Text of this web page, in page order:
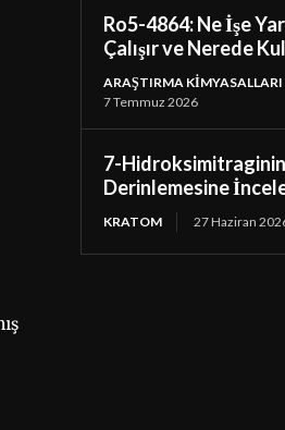
Ro5-4864: Ne İşe
Çalışır ve Nerede
ARAŞTIRMA KIMYASALLARI
7 Temmuz 2026
7-
Derinlemesine
KRATOM 27 Haziran